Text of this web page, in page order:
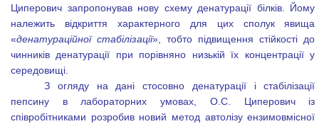
Циперович запропонував нову схему денатурації білків. Йому
належить відкриття характерного для цих сполук явища
«денатураційної стабілізації», тобто підвищення стійкості до
чинників денатурації при порівняно низькій їх концентрації у
середовищі.
З огляду на дані стосовно денатурації і стабілізації
пепсину в лабораторних умовах, О.С. Циперович із
співробітниками розробив новий метод автолізу ензимовмісної